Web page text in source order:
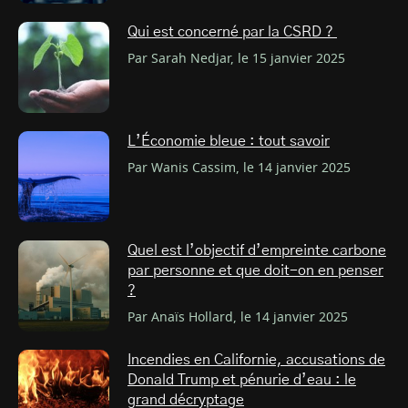
Qui est concerné par la CSRD ?
Par Sarah Nedjar, le 15 janvier 2025
L’Économie bleue : tout savoir
Par Wanis Cassim, le 14 janvier 2025
Quel est l’objectif d’empreinte carbone
par personne et que doit-on en penser
?
Par Anaïs Hollard, le 14 janvier 2025
Incendies en Californie, accusations de
Donald Trump et pénurie d’eau : le
grand décryptage